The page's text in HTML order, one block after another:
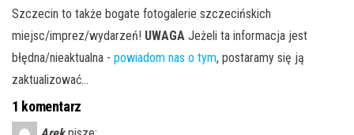
Szczecin to także bogate fotogalerie szczecińskich
miejsc/imprez/wydarzeń! UWAGA Jeżeli ta informacja jest
błędna/nieaktualna - powiadom nas o tym, postaramy się ją
zaktualizować...
1 komentarz